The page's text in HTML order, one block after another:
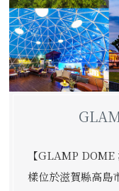
【GLAMP
樣位於滋賀縣高島